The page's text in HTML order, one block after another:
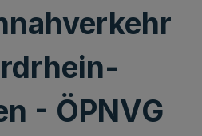
- ÖPNVG